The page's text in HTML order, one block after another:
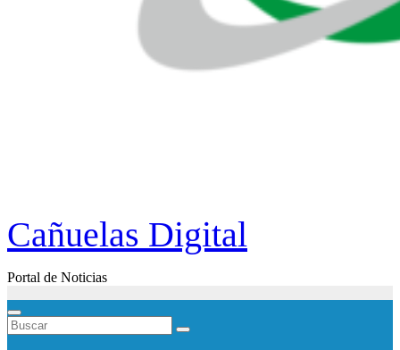
Cañuelas Digital
Portal de Noticias